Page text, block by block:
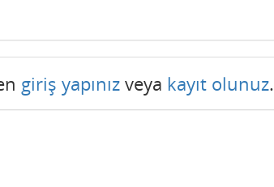
giriş yapınız veya kayıt olunuz.